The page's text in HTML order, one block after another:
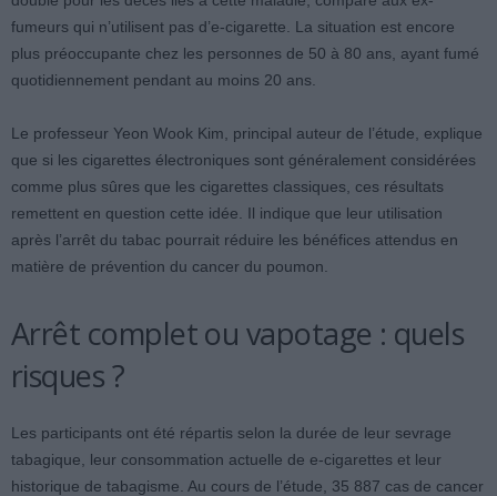
fumeurs qui n’utilisent pas d’e-cigarette. La situation est encore
plus préoccupante chez les personnes de 50 à 80 ans, ayant fumé
quotidiennement pendant au moins 20 ans.
Le professeur Yeon Wook Kim, principal auteur de l’étude, explique
que si les cigarettes électroniques sont généralement considérées
comme plus sûres que les cigarettes classiques, ces résultats
remettent en question cette idée. Il indique que leur utilisation
après l’arrêt du tabac pourrait réduire les bénéfices attendus en
matière de prévention du cancer du poumon.
Arrêt complet ou vapotage : quels
risques ?
Les participants ont été répartis selon la durée de leur sevrage
tabagique, leur consommation actuelle de e-cigarettes et leur
historique de tabagisme. Au cours de l’étude, 35 887 cas de cancer